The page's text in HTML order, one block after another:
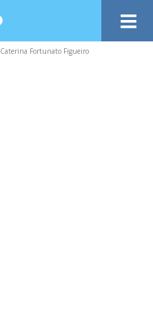
Caterina Fortunato Figueiro